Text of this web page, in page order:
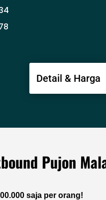
Detail & Harga
Pujon
saja per orang!